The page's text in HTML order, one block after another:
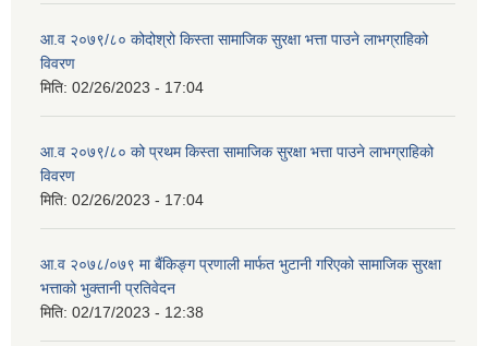
आ.व २०७९/८० कोदोश्रो किस्ता सामाजिक सुरक्षा भत्ता पाउने लाभग्राहिको
विवरण
मिति: 02/26/2023 - 17:04
आ.व २०७९/८० को प्रथम किस्ता सामाजिक सुरक्षा भत्ता पाउने लाभग्राहिको
विवरण
मिति: 02/26/2023 - 17:04
आ.व २०७८/०७९ मा बैंकिङ्ग प्रणाली मार्फत भुटानी गरिएको सामाजिक सुरक्षा
भत्ताको भुक्तानी प्रतिवेदन
मिति: 02/17/2023 - 12:38